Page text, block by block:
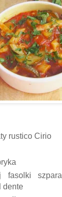
rustico Cirio
fasolki
dente